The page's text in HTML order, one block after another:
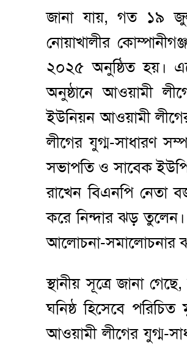
জানা যায়, গত ১৯
নোয়াখালীর
২০২৫ অনুষ্ঠিত হয়।
অনুষ্ঠানে আওয়ামী
ইউনিয়ন আওয়ামী
লীগের যুগ্ম-সাধারণ
সভাপতি ও সাবেক
রাখেন বিএনপি নেতা
করে নিন্দার ঝড় তুলেন।
আলোচনা-সমালোচনার
স্থানীয় সূত্রে জানা
ঘনিষ্ঠ হিসেবে
আওয়ামী লীগের যুগ্ম-